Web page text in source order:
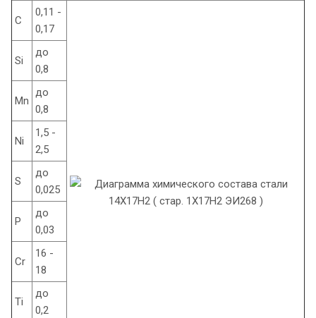
C
0,11 -
0,17
Si
до
0,8
Mn
до
0,8
Ni
1,5 -
2,5
S
до
0,025
P
до
0,03
Cr
16 -
18
Ti
до
0,2